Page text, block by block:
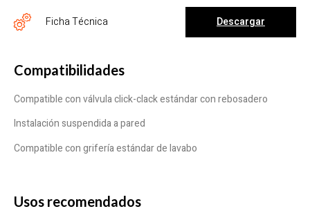
Ficha Técnica Descargar
Compatibilidades
Compatible con válvula click-clack estándar con rebosadero
Instalación suspendida a pared
Compatible con grifería estándar de lavabo
Usos recomendados